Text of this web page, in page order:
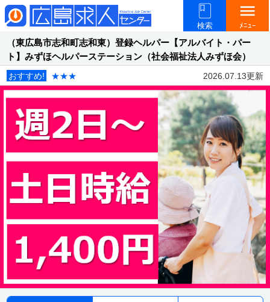
検索
menu
ﾒﾆｭｰ
（東広島市志和町志和東）登録ヘルパー【アルバイト・パー
ト】みずほヘルパーステーション（社会福祉法人みずほ会）
おすすめ! ★★★ 2026.07.13更新